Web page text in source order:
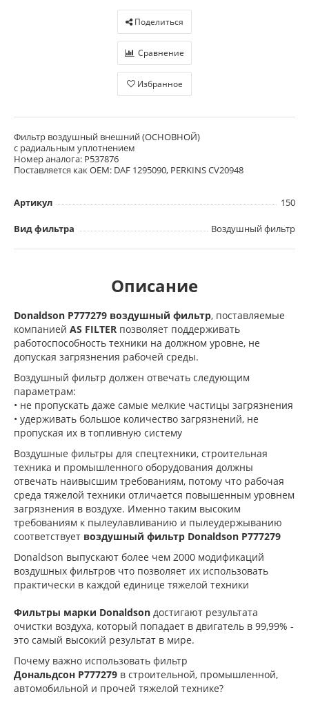
Поделиться
Сравнение
Избранное
Фильтр воздушный внешний (ОСНОВНОЙ)
с радиальным уплотнением
Номер аналога: P537876
Поставляется как OEM: DAF 1295090, PERKINS CV20948
Артикул 150
Вид фильтра Воздушный фильтр
Описание
Donaldson P777279 воздушный фильтр, поставляемые
компанией AS FILTER позволяет поддерживать
работоспособность техники на должном уровне, не
допуская загрязнения рабочей среды.
Воздушный фильтр должен отвечать следующим
параметрам:
• не пропускать даже самые мелкие частицы загрязнения
• удерживать большое количество загрязнений, не
пропуская их в топливную систему
Воздушные фильтры для спецтехники, строительная
техника и промышленного оборудования должны
отвечать наивысшим требованиям, потому что рабочая
среда тяжелой техники отличается повышенным уровнем
загрязнения в воздухе. Именно таким высоким
требованиям к пылеулавливанию и пылеудержыванию
соответствует воздушный фильтр Donaldson P777279
Donaldson выпускают более чем 2000 модификаций
воздушных фильтров что позволяет их использовать
практически в каждой единице тяжелой техники
Фильтры марки Donaldson достигают результата
очистки воздуха, который попадает в двигатель в 99,99% -
это самый высокий результат в мире.
Почему важно использовать фильтр
Дональдсон P777279 в строительной, промышленной,
автомобильной и прочей тяжелой технике?